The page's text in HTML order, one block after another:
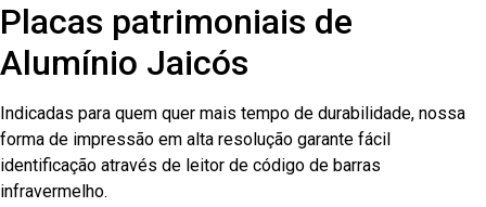
Placas patrimoniais de
Alumínio Jaicós
Indicadas para quem quer mais tempo de durabilidade, nossa
forma de impressão em alta resolução garante fácil
identificação através de leitor de código de barras
infravermelho.